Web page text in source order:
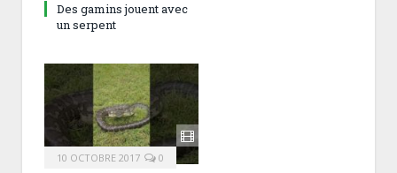
Des gamins jouent avec
un serpent
10 OCTOBRE 2017 0